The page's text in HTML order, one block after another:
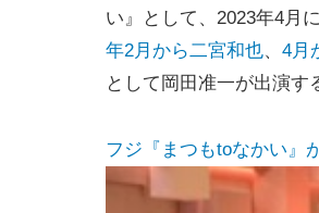
い』として、2023年4月
年2月から二宮和也、 4月
として岡田准一が出演す
フジ『まつもtoなかい』